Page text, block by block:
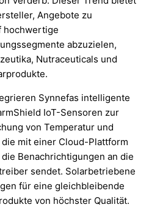
Angebote zu
hochwertige
abzuzielen,
Nutraceuticals und
Synnefas intelligente
IoT-Sensoren zur
von Temperatur und
mit einer Cloud-Plattform
Benachrichtigungen an die
sendet. Solarbetriebene
für eine gleichbleibende
von höchster Qualität.